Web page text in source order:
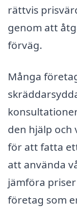
rättvis
genom att
förväg.
Många
den hjälp och
för att fatta
att använda
jämföra
företag som